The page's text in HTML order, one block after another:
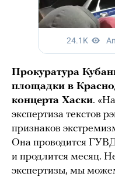
Прокуратура
площадки в
концерта Хаски.
экспертиза текстов
признаков
Она проводится
и продлится месяц.
экспертизы, мы